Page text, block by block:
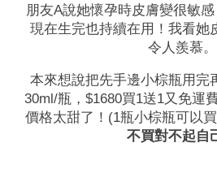
朋友A說她懷孕時皮膚變很敏
現在生完也持續在用！我看她
令人羨慕。
本來想說把先手邊小棕瓶用完
30ml/瓶，$1680買1送1又免運
價格太甜了！(1瓶小棕瓶可以
不買對不起自